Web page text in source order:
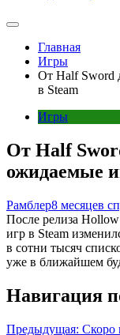
Главная
Игры
От Half Sword
в Steam
Игры
От Half
ожидаемые
Рамблер8 месяцев
После релиза
игр в Steam
в сотни тысяч
уже в ближайшем
Навигация
Предыдущая: Скоро